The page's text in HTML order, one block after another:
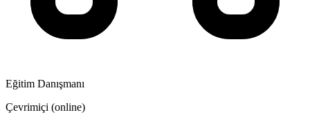
Eğitim Danışmanı
Çevrimiçi (online)